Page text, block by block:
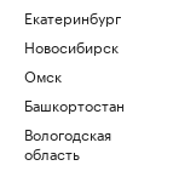
Екатеринбург
Новосибирск
Омск
Башкортостан
Вологодская
область